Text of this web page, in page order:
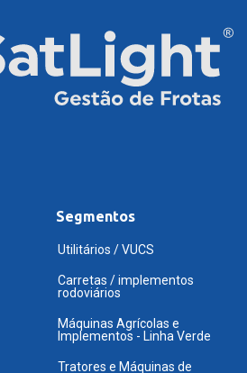
Segmentos
Utilitários / VUCS
Carretas / implementos
rodoviários
Máquinas Agrícolas e
Implementos - Linha Verde
Tratores e Máquinas de